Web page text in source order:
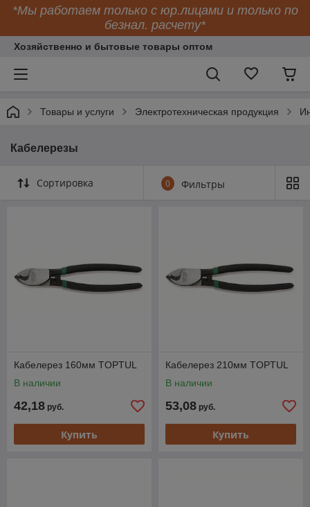
*Мы работаем только с юр.лицами и только по
безнал. расчету*
Хозяйственно и бытовые товары оптом
Товары и услуги Электротехническая продукция
Кабелерезы
Сортировка 0 Фильтры
Кабелерез 160мм TOPTUL
В наличии
42,18 руб.
Купить
Кабелерез 210мм TOPTUL
В наличии
53,08 руб.
Купить